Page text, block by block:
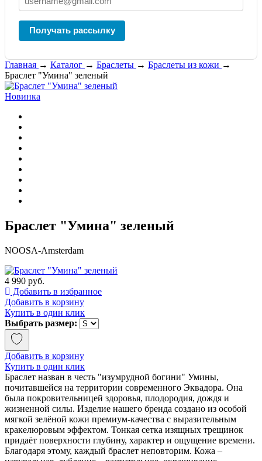
Получать рассылку
Главная → Каталог → Браслеты → Браслеты из кожи →
Браслет "Умина" зеленый
Новинка
Браслет "Умина" зеленый
NOOSA-Amsterdam
4 990 руб.
Добавить в избранное
Добавить в корзину
Купить в один клик
Выбрать размер:
Добавить в корзину
Купить в один клик
Браслет назван в честь "изумрудной богини" Умины,
почитавшейся на территории современного Эквадора. Она
была покровительницей здоровья, плодородия, дождя и
жизненной силы. Изделие нашего бренда создано из особой
мягкой зелёной кожи премиум-качества с выразительным
кракелюровым эффектом. Тонкая сетка изящных трещинок
придаёт поверхности глубину, характер и ощущение времени.
Благодаря этому, каждый браслет неповторим. Кожа –